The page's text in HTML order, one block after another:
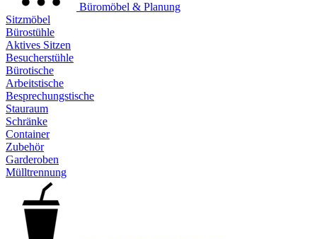
Büromöbel & Planung
Sitzmöbel
Bürostühle
Aktives Sitzen
Besucherstühle
Bürotische
Arbeitstische
Besprechungstische
Stauraum
Schränke
Container
Zubehör
Garderoben
Mülltrennung